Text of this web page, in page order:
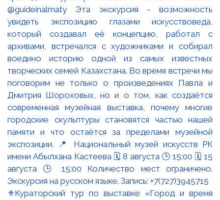
⚜️Кураторский тур по выставке «Город и время